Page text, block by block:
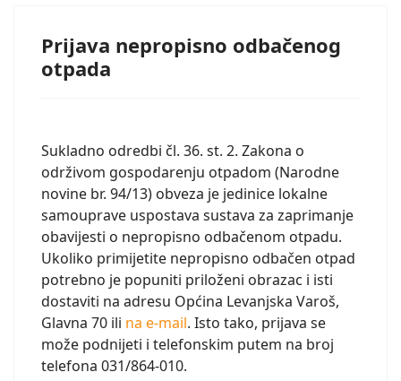
Prijava nepropisno odbačenog
otpada
Sukladno odredbi čl. 36. st. 2. Zakona o
održivom gospodarenju otpadom (Narodne
novine br. 94/13) obveza je jedinice lokalne
samouprave uspostava sustava za zaprimanje
obavijesti o nepropisno odbačenom otpadu.
Ukoliko primijetite nepropisno odbačen otpad
potrebno je popuniti priloženi obrazac i isti
dostaviti na adresu Općina Levanjska Varoš,
Glavna 70 ili na e-mail. Isto tako, prijava se
može podnijeti i telefonskim putem na broj
telefona 031/864-010.